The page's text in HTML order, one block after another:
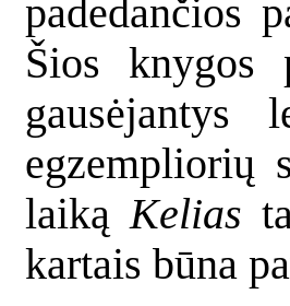
padedančios
Šios knygos
gausėjantys
egzempliorių
laiką Kelias
kartais būna